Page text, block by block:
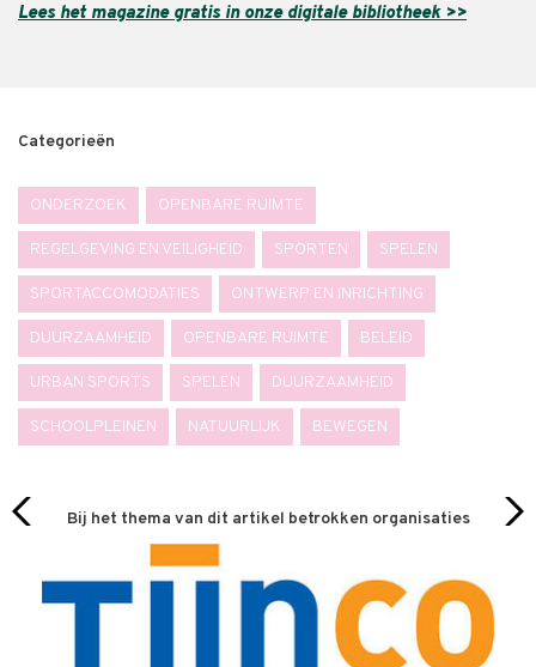
Lees het magazine gratis in onze digitale bibliotheek >>
Categorieën
ONDERZOEK OPENBARE RUIMTE
REGELGEVING EN VEILIGHEID SPORTEN SPELEN
SPORTACCOMODATIES ONTWERP EN INRICHTING
DUURZAAMHEID OPENBARE RUIMTE BELEID
URBAN SPORTS SPELEN DUURZAAMHEID
SCHOOLPLEINEN NATUURLIJK BEWEGEN
Bij het thema van dit artikel betrokken organisaties